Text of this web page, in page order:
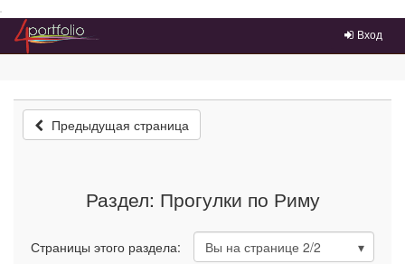
Преейти на главное меню
Вход
Предыдущая страница
Раздел: Прогулки по Риму
Страницы этого раздела: Вы на странице 2/2